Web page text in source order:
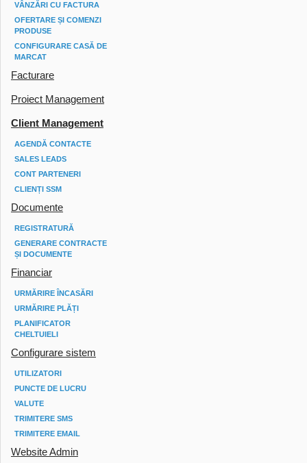
VÂNZĂRI CU FACTURA
OFERTARE ȘI COMENZI
PRODUSE
CONFIGURARE CASĂ DE
MARCAT
Facturare
Proiect Management
Client Management
AGENDĂ CONTACTE
SALES LEADS
CONT PARTENERI
CLIENȚI SSM
Documente
REGISTRATURĂ
GENERARE CONTRACTE
ȘI DOCUMENTE
Financiar
URMĂRIRE ÎNCASĂRI
URMĂRIRE PLĂȚI
PLANIFICATOR
CHELTUIELI
Configurare sistem
UTILIZATORI
PUNCTE DE LUCRU
VALUTE
TRIMITERE SMS
TRIMITERE EMAIL
Website Admin